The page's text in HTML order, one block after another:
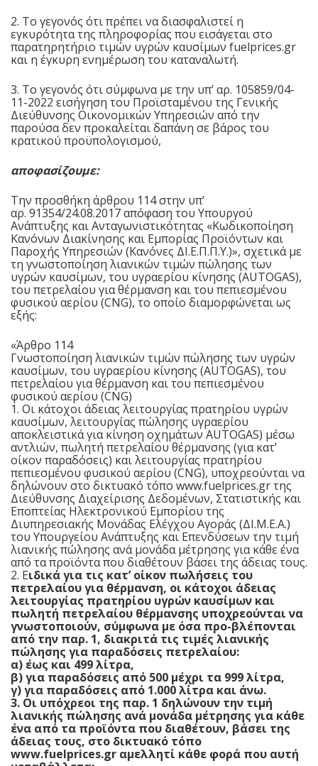
2. Το γεγονός ότι πρέπει να διασφαλιστεί η
εγκυρότητα της πληροφορίας που εισάγεται στο
παρατηρητήριο τιμών υγρών καυσίμων fuelprices.gr
και η έγκυρη ενημέρωση του καταναλωτή.
3. Το γεγονός ότι σύμφωνα με την υπ’ αρ. 105859/04-
11-2022 εισήγηση του Προϊσταμένου της Γενικής
Διεύθυνσης Οικονομικών Υπηρεσιών από την
παρούσα δεν προκαλείται δαπάνη σε βάρος του
κρατικού προϋπολογισμού,
αποφασίζουμε:
Την προσθήκη άρθρου 114 στην υπ’
αρ. 91354/24.08.2017απόφαση του Υπουργού
Ανάπτυξης και Ανταγωνιστικότητας «Κωδικοποίηση
Κανόνων Διακίνησης και Εμπορίας Προϊόντων και
Παροχής Υπηρεσιών (Κανόνες ΔΙ.Ε.Π.Π.Υ.)», σχετικά με
τη γνωστοποίηση λιανικών τιμών πώλησης των
υγρών καυσίμων, του υγραερίου κίνησης (AUTOGAS),
του πετρελαίου για θέρμανση και του πεπιεσμένου
φυσικού αερίου (CNG), το οποίο διαμορφώνεται ως
εξής:
«Άρθρο 114
Γνωστοποίηση λιανικών τιμών πώλησης των υγρών
καυσίμων, του υγραερίου κίνησης (AUTOGAS), του
πετρελαίου για θέρμανση και του πεπιεσμένου
φυσικού αερίου (CNG)
1. Οι κάτοχοι άδειας λειτουργίας πρατηρίου υγρών
καυσίμων, λειτουργίας πώλησης υγραερίου
αποκλειστικά για κίνηση οχημάτων AUTOGAS) μέσω
αντλιών, πωλητή πετρελαίου θέρμανσης (για κατ’
οίκον παραδόσεις) και λειτουργίας πρατηρίου
πεπιεσμένου φυσικού αερίου (CNG), υποχρεούνται να
δηλώνουν στο δικτυακό τόπο www.fuelprices.gr της
Διεύθυνσης Διαχείρισης Δεδομένων, Στατιστικής και
Εποπτείας Ηλεκτρονικού Εμπορίου της
Διυπηρεσιακής Μονάδας Ελέγχου Αγοράς (ΔΙ.Μ.Ε.Α.)
του Υπουργείου Ανάπτυξης και Επενδύσεων την τιμή
λιανικής πώλησης ανά μονάδα μέτρησης για κάθε ένα
από τα προϊόντα που διαθέτουν βάσει της άδειας τους.
2. Ειδικά για τις κατ’ οίκον πωλήσεις του
πετρελαίου για θέρμανση, οι κάτοχοι άδειας
λειτουργίας πρατηρίου υγρών καυσίμων και
πωλητή πετρελαίου θέρμανσης υποχρεούνται να
γνωστοποιούν, σύμφωνα με όσα προ-βλέπονται
από την παρ. 1, διακριτά τις τιμές λιανικής
πώλησης για παραδόσεις πετρελαίου:
α) έως και 499 λίτρα,
β) για παραδόσεις από 500 μέχρι τα 999 λίτρα,
γ) για παραδόσεις από 1.000 λίτρα και άνω.
3. Οι υπόχρεοι της παρ. 1 δηλώνουν την τιμή
λιανικής πώλησης ανά μονάδα μέτρησης για κάθε
ένα από τα προϊόντα που διαθέτουν, βάσει της
άδειας τους, στο δικτυακό τόπο
www.fuelprices.gr αμελλητί κάθε φορά που αυτή